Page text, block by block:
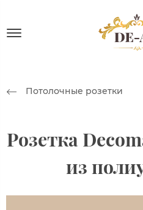
Потолочные розетки
Розетка
из